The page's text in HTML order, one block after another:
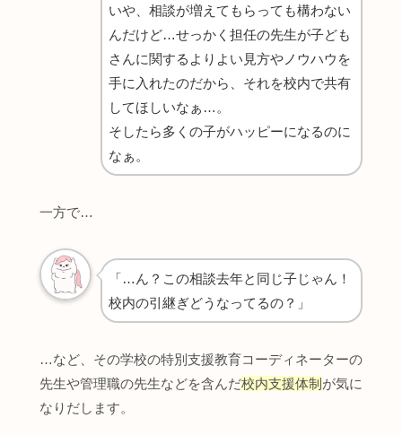
いや、相談が増えてもらっても構わない
んだけど…せっかく担任の先生が子ども
さんに関するよりよい見方やノウハウを
手に入れたのだから、それを校内で共有
してほしいなぁ…。
そしたら多くの子がハッピーになるのに
なぁ。
一方で…
「…ん？この相談去年と同じ子じゃん！
校内の引継ぎどうなってるの？」
…など、その学校の特別支援教育コーディネーターの
先生や管理職の先生などを含んだ校内支援体制 が気に
なりだします。